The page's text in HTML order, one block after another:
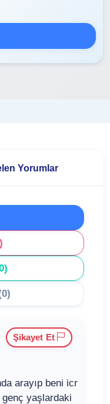
Yorumlar
arayıp beni icr
genç yaşlardaki
Şikayet Et